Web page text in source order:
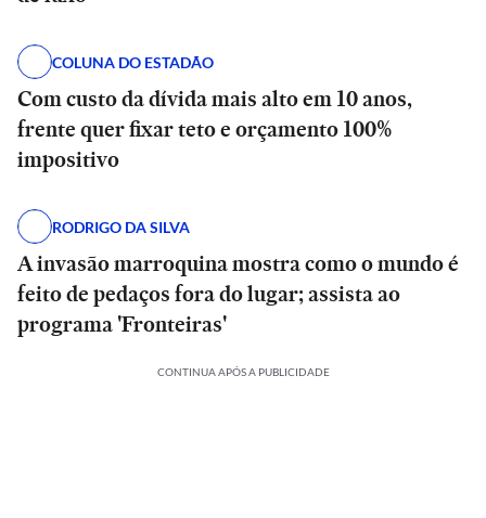
COLUNA DO ESTADÃO
Com custo da dívida mais alto em 10 anos,
frente quer fixar teto e orçamento 100%
impositivo
RODRIGO DA SILVA
A invasão marroquina mostra como o mundo é
feito de pedaços fora do lugar; assista ao
programa 'Fronteiras'
CONTINUA APÓS A PUBLICIDADE